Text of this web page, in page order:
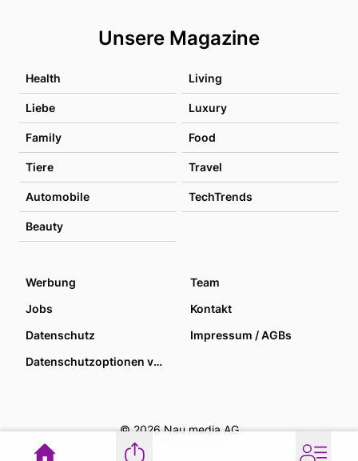
Unsere Magazine
Health Living
Liebe Luxury
Family Food
Tiere Travel
Automobile TechTrends
Beauty
Werbung
Team
Jobs
Kontakt
Datenschutz
Impressum / AGBs
Datenschutzoptionen verwalten
© 2026 Nau media AG